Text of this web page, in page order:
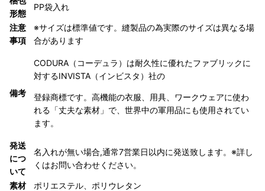
形態
PP袋入れ
注意
事項
※サイズは標準値です。縫製品の為実際のサイズは異なる場
合があります
備考
CODURA（コーデュラ）は耐久性に優れたファブリックに
対するINVISTA（インビスタ）社の
登録商標です。高機能の衣服、用具、ワークウェアに使わ
れる「丈夫な素材」で、世界中の軍用品にも使用されてい
ます。
発送
につ
いて
名入れが無い場合,通常7営業日以内に発送致します。※詳し
くはお問い合わせください。
素材 ポリエステル、ポリウレタン